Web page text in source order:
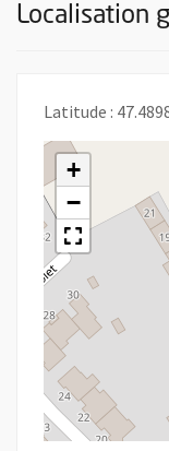
Localisation
Latitude :
+
−